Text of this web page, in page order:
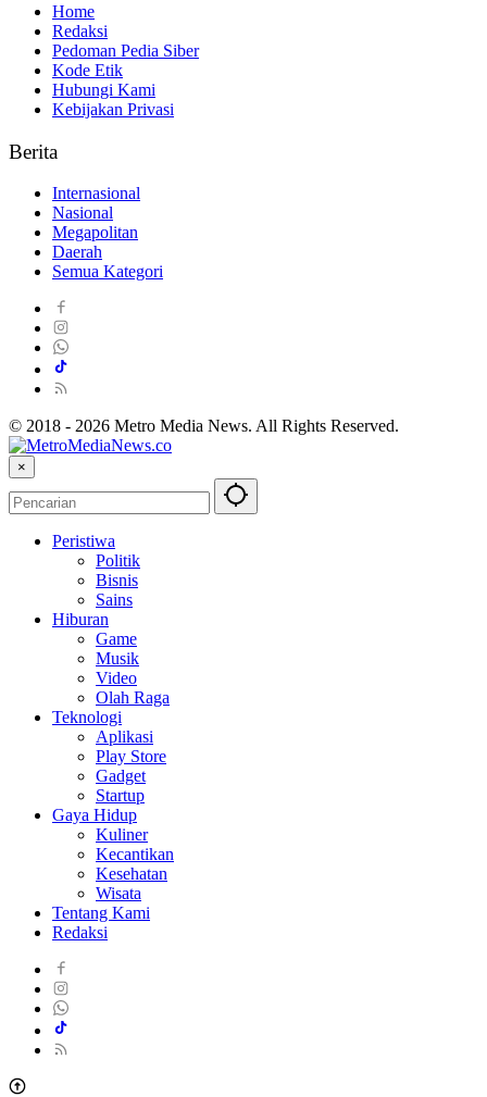
Home
Redaksi
Pedoman Pedia Siber
Kode Etik
Hubungi Kami
Kebijakan Privasi
Berita
Internasional
Nasional
Megapolitan
Daerah
Semua Kategori
© 2018 - 2026 Metro Media News. All Rights Reserved.
×
Peristiwa
Politik
Bisnis
Sains
Hiburan
Game
Musik
Video
Olah Raga
Teknologi
Aplikasi
Play Store
Gadget
Startup
Gaya Hidup
Kuliner
Kecantikan
Kesehatan
Wisata
Tentang Kami
Redaksi